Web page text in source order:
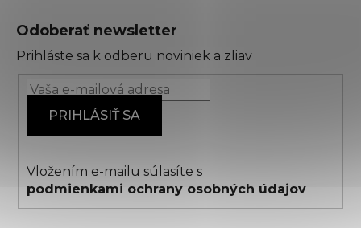
Odoberať newsletter
Prihláste sa k odberu noviniek a zliav
PRIHLÁSIŤ SA
Vložením e-mailu súlasíte s
podmienkami ochrany osobných údajov